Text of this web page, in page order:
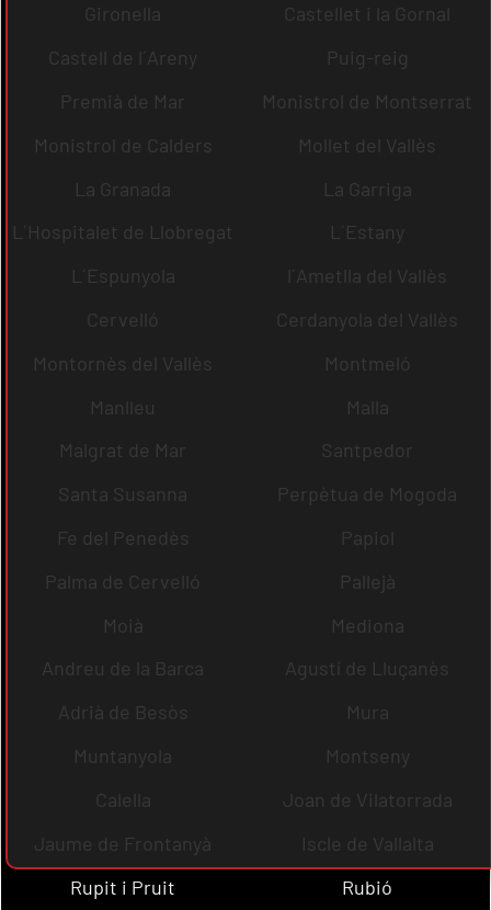
Gironella
Castellet i la Gornal
Castell de l´Areny
Puig-reig
Premià de Mar
Monistrol de Montserrat
Monistrol de Calders
Mollet del Vallès
La Granada
La Garriga
L´Hospitalet de Llobregat
L´Estany
L´Espunyola
l´Ametlla del Vallès
Cervelló
Cerdanyola del Vallès
Montornès del Vallès
Montmeló
Manlleu
Malla
Malgrat de Mar
Santpedor
Santa Susanna
Perpètua de Mogoda
Fe del Penedès
Papiol
Palma de Cervelló
Pallejà
Moià
Mediona
Andreu de la Barca
Agustí de Lluçanès
Adrià de Besòs
Mura
Muntanyola
Montseny
Calella
Joan de Vilatorrada
Jaume de Frontanyà
Iscle de Vallalta
Rupit i Pruit
Rubió